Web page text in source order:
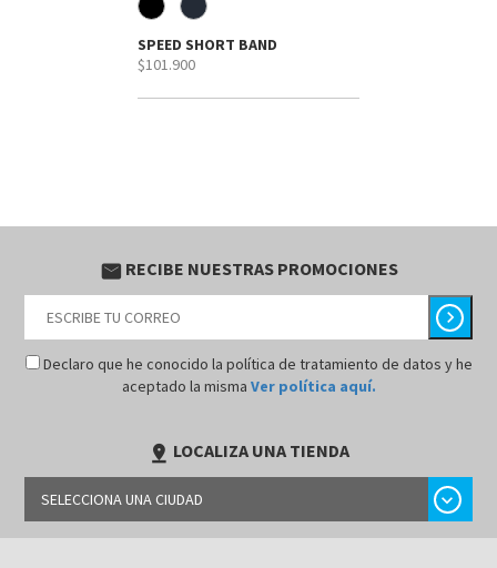
SPEED SHORT BAND
$101.900
email RECIBE NUESTRAS PROMOCIONES
chevron_right
Declaro que he conocido la política de tratamiento de datos y he
aceptado la misma Ver política aquí.
pin_drop LOCALIZA UNA TIENDA
SELECCIONA UNA CIUDAD chevron_right
BARRANQUILLA